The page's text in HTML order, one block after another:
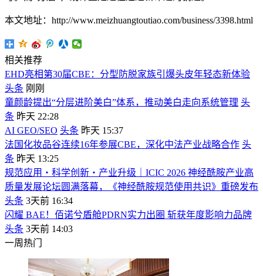
本文地址：http://www.meizhuangtoutiao.com/business/3398.html
相关推荐
EHD亮相第30届CBE：分型防脱家族引爆头皮年轻态新体验
头条 刚刚
童颜龄提出“分层进阶美白”体系，推动美白走向系统管理 头
条 昨天 22:28
AI GEO/SEO 头条 昨天 15:37
法国化妆品谷连续16年参展CBE，深化中法产业战略合作 头
条 昨天 13:25
规范应用・科学创新・产业升级｜ICIC 2026 神经酰胺产业高
质量发展论坛圆满落幕，《神经酰胺规范使用共识》重磅发布
头条 3天前 16:34
闪耀 BAE！佰诺兮盾舱PDRN实力出圈 斩获年度影响力品牌
头条 3天前 14:03
一周热门